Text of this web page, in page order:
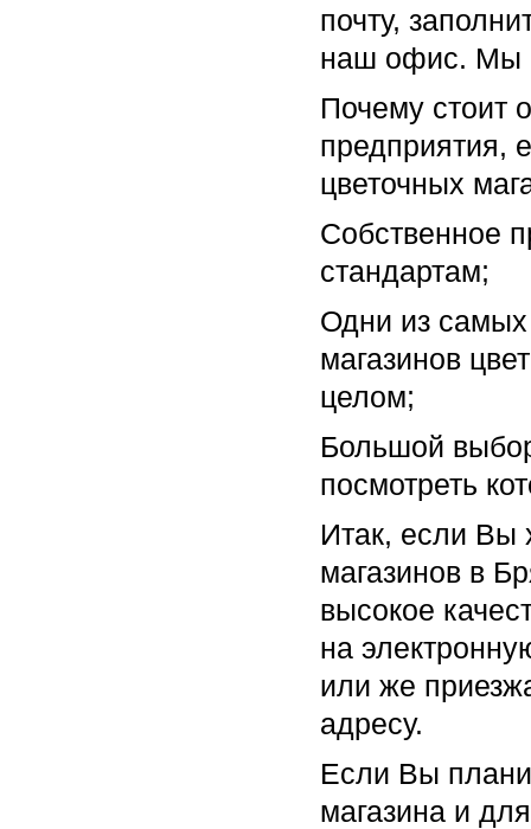
почту,
наш офис. Мы
Почему стоит
предприятия,
цветочных
Собственное
стандартам;
Одни из самых
магазинов
целом;
Большой
посмотреть
Итак, если Вы
магазинов в
высокое
на
или же
адресу.
Если Вы
магазина и